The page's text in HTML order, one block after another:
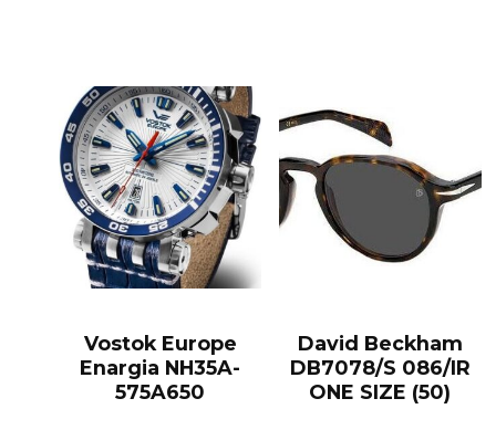
Vostok Europe
Enargia NH35A-
575A650
David Beckham
DB7078/S 086/IR
ONE SIZE (50)